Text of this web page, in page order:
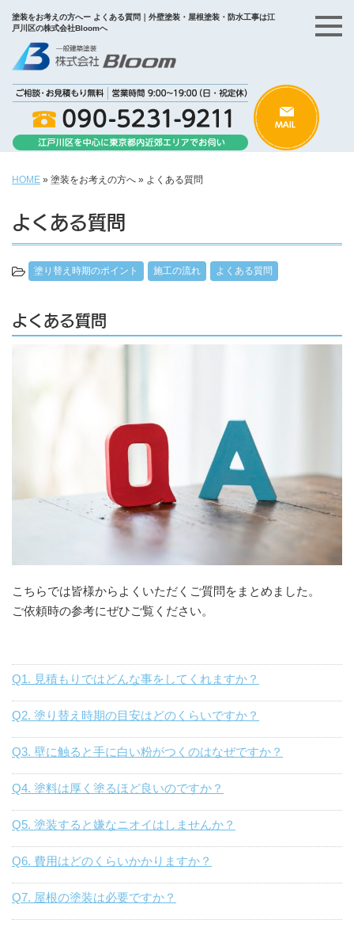
塗装をお考えの方へー よくある質問｜外壁塗装・屋根塗装・防水工事は江
戸川区の株式会社Bloomへ
HOME » 塗装をお考えの方へ » よくある質問
よくある質問
塗り替え時期のポイント 施工の流れ よくある質問
よくある質問
こちらでは皆様からよくいただくご質問をまとめました。
ご依頼時の参考にぜひご覧ください。
Q1. 見積もりではどんな事をしてくれますか？
Q2. 塗り替え時期の目安はどのくらいですか？
Q3. 壁に触ると手に白い粉がつくのはなぜですか？
Q4. 塗料は厚く塗るほど良いのですか？
Q5. 塗装すると嫌なニオイはしませんか？
Q6. 費用はどのくらいかかりますか？
Q7. 屋根の塗装は必要ですか？